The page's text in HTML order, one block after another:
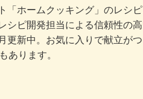
「ホームクッキング」のレシ
シピ開発担当による信頼性の
更新中。お気に入りで献立が
あります。